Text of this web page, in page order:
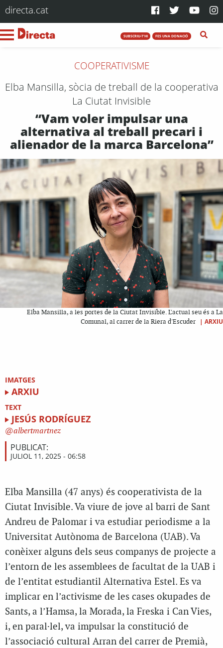
directa.cat
SUBSCRIU-T'HI FES UNA DONACIÓ
COOPERATIVISME
Elba Mansilla, sòcia de treball de la cooperativa
La Ciutat Invisible
“Vam voler impulsar una
alternativa al treball precari i
alienador de la marca Barcelona”
Elba Mansilla, a les portes de la Ciutat Invisible. L'actual seu és a La
Comunal, al carrer de la Riera d'Escuder
| ARXIU
IMATGES
ARXIU
TEXT
JESÚS RODRÍGUEZ
albertmartnez
PUBLICAT:
JULIOL 11, 2025 - 06:58
Elba Mansilla (47 anys) és cooperativista de la
Ciutat Invisible. Va viure de jove al barri de Sant
Andreu de Palomar i va estudiar periodisme a la
Universitat Autònoma de Barcelona (UAB). Va
conèixer alguns dels seus companys de projecte a
l’entorn de les assemblees de facultat de la UAB i
de l’entitat estudiantil Alternativa Estel. Es va
implicar en l’activisme de les cases okupades de
Sants, a l’Hamsa, la Morada, la Freska i Can Vies,
i, en paral·lel, va impulsar la constitució de
l’associació cultural Arran del carrer de Premià,